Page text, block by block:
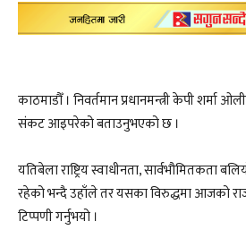
काठमाडौँ । निवर्तमान प्रधानमन्त्री केपी शर्मा
संकट आइपरेको बताउनुभएको छ ।
यतिबेला राष्ट्रिय स्वाधीनता, सार्वभौमितकता
रहेको भन्दै उहाँले तर यसका विरुद्धमा आजको
टिप्पणी गर्नुभयो ।